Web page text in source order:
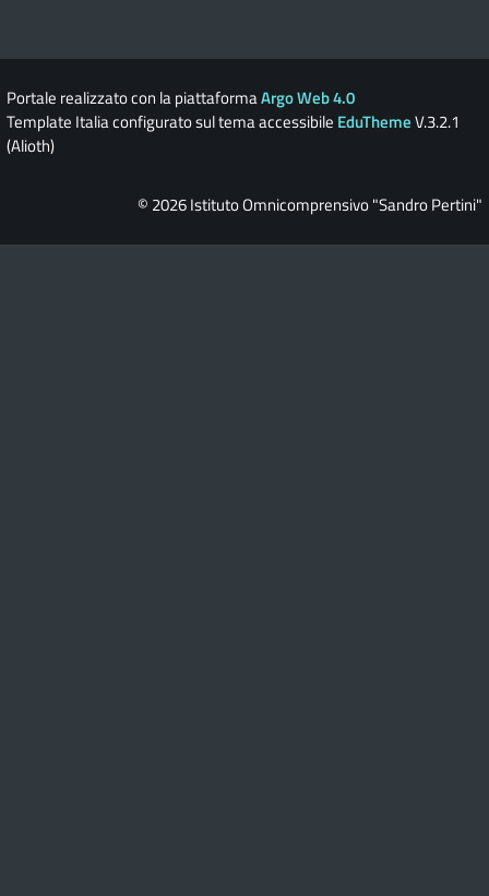
Portale realizzato con la piattaformaArgo Web 4.0
Template Italia configurato sul tema accessibile EduThemeV.3.2.1
(Alioth)
© 2026 Istituto Omnicomprensivo "Sandro Pertini"